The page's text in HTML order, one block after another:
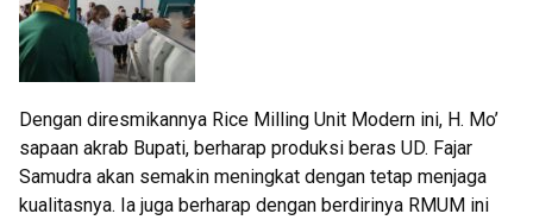
Dengan diresmikannya Rice Milling Unit Modern ini, H. Mo’
sapaan akrab Bupati, berharap produksi beras UD. Fajar
Samudra akan semakin meningkat dengan tetap menjaga
kualitasnya. Ia juga berharap dengan berdirinya RMUM ini